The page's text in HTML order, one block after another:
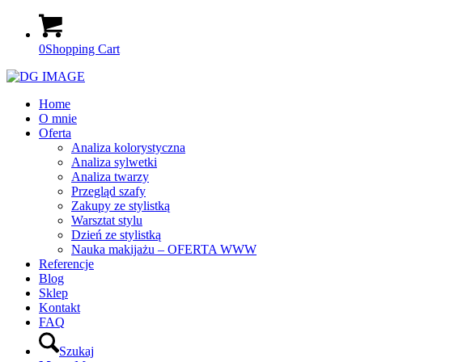
0Shopping Cart
Home
O mnie
Oferta
Analiza kolorystyczna
Analiza sylwetki
Analiza twarzy
Przegląd szafy
Zakupy ze stylistką
Warsztat stylu
Dzień ze stylistką
Nauka makijażu – OFERTA WWW
Referencje
Blog
Sklep
Kontakt
FAQ
Szukaj